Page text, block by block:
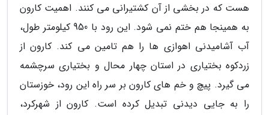
هست که در بخشی از آن کشتیرانی می کنند. اهمیت کارون
به همینجا هم ختم نمی شود. این رود با 950 کیلومتر طول،
آب آشامیدنی اهوازی ها را هم تامین می کند. کارون از
زردکوه بختیاری در استان چهار محال و بختیاری سرچشمه
می گیرد. پیچ و خم های کارون بر سر راه این رود، خوزستان
را به جایی دیدنی تبدیل کرده است. کارون از شهرکرد،